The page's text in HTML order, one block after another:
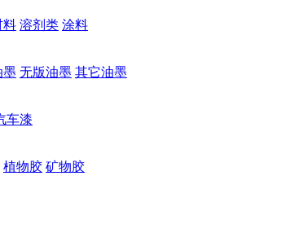
料 溶剂类 涂料
墨 无版油墨 其它油墨
车漆
植物胶 矿物胶